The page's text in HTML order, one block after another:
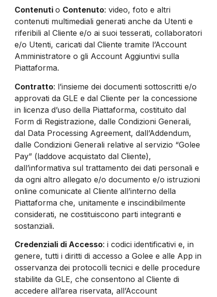
Contenuti o Contenuto: video, foto e altri
contenuti multimediali generati anche da Utenti e
riferibili al Cliente e/o ai suoi tesserati, collaboratori
e/o Utenti, caricati dal Cliente tramite l’Account
Amministratore o gli Account Aggiuntivi sulla
Piattaforma.
Contratto: l’insieme dei documenti sottoscritti e/o
approvati da GLE e dal Cliente per la concessione
in licenza d’uso della Piattaforma, costituito dal
Form di Registrazione, dalle Condizioni Generali,
dal Data Processing Agreement, dall’Addendum,
dalle Condizioni Generali relative al servizio “Golee
Pay” (laddove acquistato dal Cliente),
dall’informativa sul trattamento dei dati personali e
da ogni altro allegato e/o documento e/o istruzioni
online comunicate al Cliente all’interno della
Piattaforma che, unitamente e inscindibilmente
considerati, ne costituiscono parti integranti e
sostanziali.
Credenziali di Accesso: i codici identificativi e, in
genere, tutti i diritti di accesso a Golee e alle App in
osservanza dei protocolli tecnici e delle procedure
stabilite da GLE, che consentono al Cliente di
accedere all’area riservata, all’Account